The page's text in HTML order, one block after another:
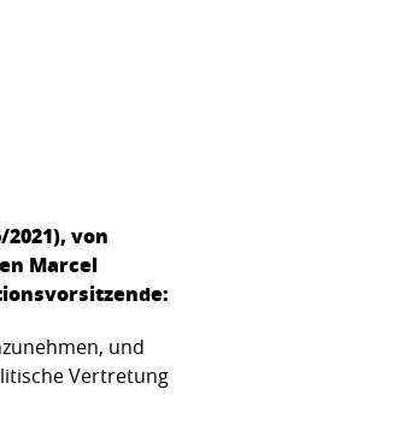
von
Marcel
und
Vertretung